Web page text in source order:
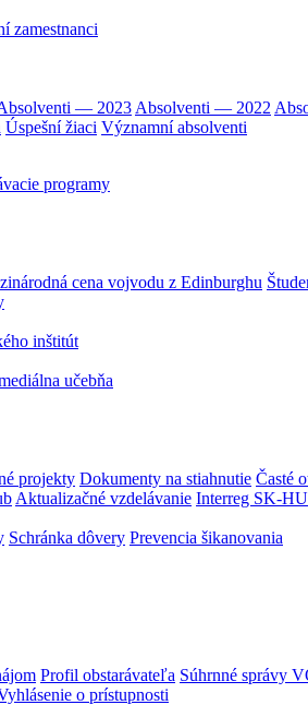
zamestnanci
— 2023 Absolventi — 2022
Úspešní žiaci Významní absolventi
programy
cena vojvodu z Edinburghu
inštitút
učebňa
projekty Dokumenty na stiahnutie Časté
Aktualizačné vzdelávanie Interreg SK-
Schránka dôvery Prevencia šikanovania
Profil obstarávateľa Súhrnné správy
o prístupnosti